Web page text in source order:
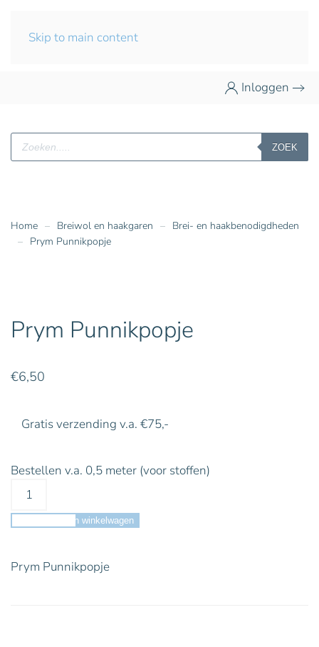
Skip to main content
Inloggen
Producten
zoeken
ZOEK
Home Breiwol en haakgaren
Brei- en haakbenodigdheden
Prym Punnikpopje
Prym Punnikpopje
€6,50
Gratis verzending v.a. €75,-
Bestellen v.a. 0,5 meter (voor stoffen)
Toevoegen aan winkelwagen
Prym Punnikpopje